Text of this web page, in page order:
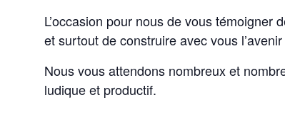
L’occasion pour nous de vous témoigner
et surtout de construire avec vous
Nous vous attendons nombreux et
ludique et productif.